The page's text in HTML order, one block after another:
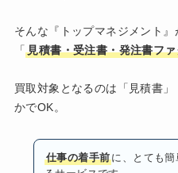
そんな『トップマネジメント』
「見積書・受注書・発注書フ
買取対象となるのは「見積書
かでOK。
仕事の着手前に、とても簡